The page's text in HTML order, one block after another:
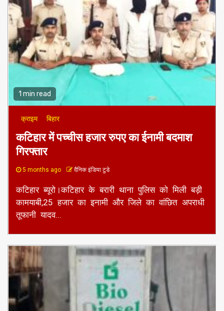
1 min read
क्राइम बिहार
कटिहार में पच्चीस हजार रुपए का ईनामी बदमाश
गिरफ्तार
5 months ago दैनिक इंडिया टुडे
कटिहार ब्यूरो।कटिहार के बरारी थाना पुलिस को मिली बड़ी
कामयाबी,25 हजार का इनामी और जिले का वांछित अपराधी
तूफानी यादव...